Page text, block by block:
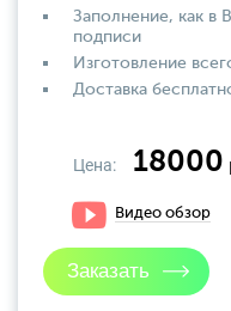
Заполнение, как в
подписи
Изготовление
Доставка
Цена: 18000
Видео обзор